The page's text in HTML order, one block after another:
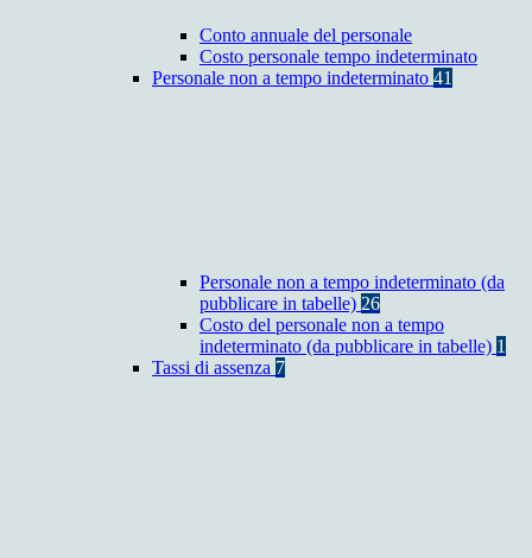
Conto annuale del personale
Costo personale tempo indeterminato
Personale non a tempo indeterminato 41
Personale non a tempo indeterminato (da
pubblicare in tabelle) 26
Costo del personale non a tempo
indeterminato (da pubblicare in tabelle) 1
Tassi di assenza 7